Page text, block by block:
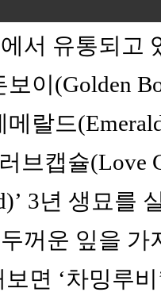
서 유통되고
이(Golden
랄드
브캡슐(Love
3년 생묘를
꺼운 잎을
면 ‘차밍루